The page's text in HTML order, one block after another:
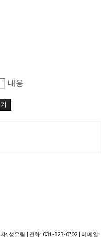
내용
: 성유림 | 전화: 031-823-0702 | 이메일: